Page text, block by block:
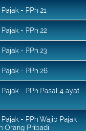
- PPh 21
- PPh 22
- PPh 23
- PPh 26
- PPh Pasal 4 ayat